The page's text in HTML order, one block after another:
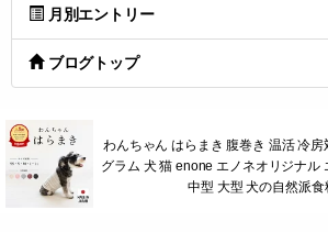
月別エントリー
ブログトップ
わんちゃん はらまき 腹巻き 温活 冷
グラム 犬 猫 enone エノネオリジナル
中型 大型 犬の自然派食